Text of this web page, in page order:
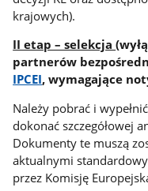
krajowych).
II etap – selekcja
partnerów
IPCEI, wymagające
Należy pobrać i
dokonać szczegółowej
Dokumenty te muszą
aktualnymi
przez Komisję